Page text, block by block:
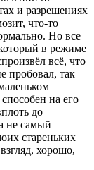
и разрешениях
что-то
Но все
в режиме
всё, что
пробовал, так
на его
до
не самый
стареньких
хорошо,